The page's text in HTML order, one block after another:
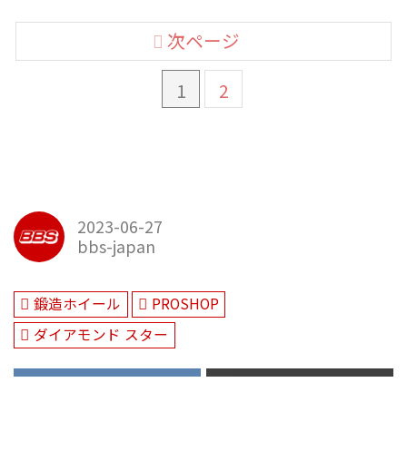
1 2
次ページ
2023-06-27
bbs-japan
鍛造ホイール
PROSHOP
ダイアモンド スター